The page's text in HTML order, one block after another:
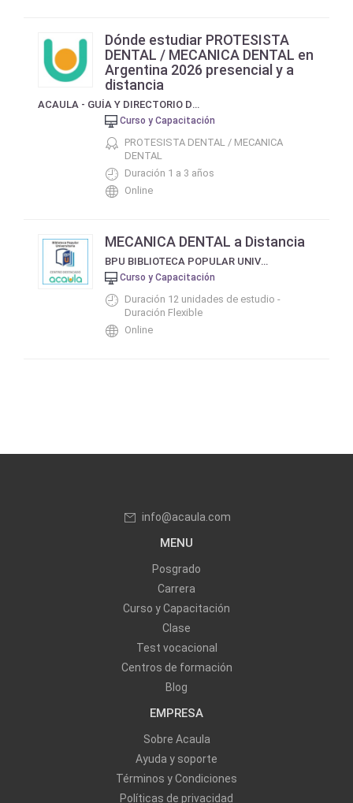
Dónde estudiar PROTESISTA
DENTAL / MECANICA DENTAL en
Argentina 2026 presencial y a
distancia
ACAULA - GUÍA Y DIRECTORIO DE CURSOS Y CARRERAS
Curso y Capacitación
PROTESISTA DENTAL / MECANICA
DENTAL
Duración 1 a 3 años
Online
MECANICA DENTAL a Distancia
BPU BIBLIOTECA POPULAR UNIVERSITARIA
Curso y Capacitación
Duración 12 unidades de estudio -
Duración Flexible
Online
info@acaula.com
MENU
Posgrado
Carrera
Curso y Capacitación
Clase
Test vocacional
Centros de formación
Blog
EMPRESA
Sobre Acaula
Ayuda y soporte
Términos y Condiciones
Políticas de privacidad